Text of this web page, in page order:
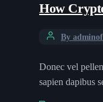
How
By adminof
Donec vel
sapien dapibus